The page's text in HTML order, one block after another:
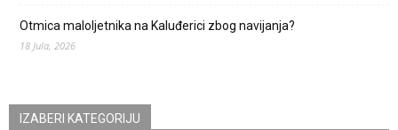
Otmica maloljetnika na Kaluđerici zbog navijanja?
18 Jula, 2026
IZABERI KATEGORIJU